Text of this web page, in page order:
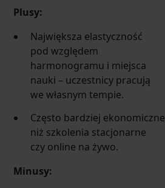
Plusy:
Największa elastyczność
pod względem
harmonogramu i miejsca
nauki – uczestnicy pracują
we własnym tempie.
Często bardziej ekonomiczne
niż szkolenia stacjonarne
czy online na żywo.
Minusy: